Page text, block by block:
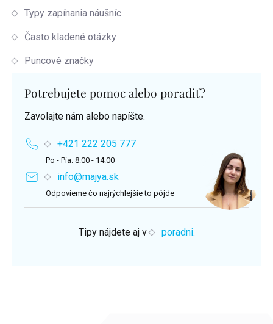
Typy zapínania náušníc
Často kladené otázky
Puncové značky
Potrebujete pomoc alebo poradiť?
Zavolajte nám alebo napíšte.
+421 222 205 777
Po - Pia: 8:00 - 14:00
info@majya.sk
Odpovieme čo najrýchlejšie to pôjde
Tipy nájdete aj v poradni.